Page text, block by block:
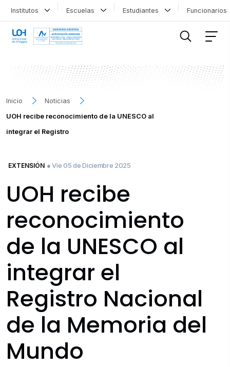
Institutos Escuelas Estudiantes
Inicio
Noticias
UOH recibe reconocimiento de la UNESCO al
integrar el Registro
EXTENSIÓN ● Vie 05 de Diciembre 2025
UOH recibe
reconocimiento
de la UNESCO al
integrar el
Registro Nacional
de la Memoria del
Mundo